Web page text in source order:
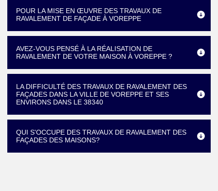
POUR LA MISE EN ŒUVRE DES TRAVAUX DE
RAVALEMENT DE FAÇADE À VOREPPE
AVEZ-VOUS PENSÉ À LA RÉALISATION DE
RAVALEMENT DE VOTRE MAISON À VOREPPE ?
LA DIFFICULTÉ DES TRAVAUX DE RAVALEMENT DES
FAÇADES DANS LA VILLE DE VOREPPE ET SES
ENVIRONS DANS LE 38340
QUI S'OCCUPE DES TRAVAUX DE RAVALEMENT DES
FAÇADES DES MAISONS?